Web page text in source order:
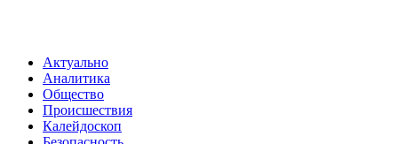
Актуально
Аналитика
Общество
Происшествия
Калейдоскоп